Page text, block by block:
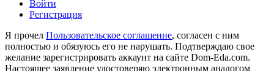
Войти
Регистрация
Я прочел Пользовательское соглашение, согласен с ним
полностью и обязуюсь его не нарушать. Подтверждаю свое
желание зарегистрировать аккаунт на сайте Dom-Eda.com.
Настоящее заявление удостоверяю электронным аналогом